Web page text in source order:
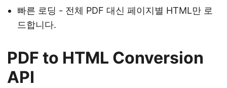
빠른 로딩 - 전체 PDF 대신 페이지별 HTML만 로
드합니다.
PDF to HTML Conversion
API